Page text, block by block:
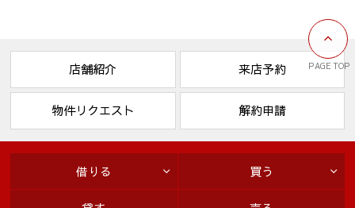
PAGE TOP
店舗紹介 来店予約
物件リクエスト 解約申請
借りる 買う